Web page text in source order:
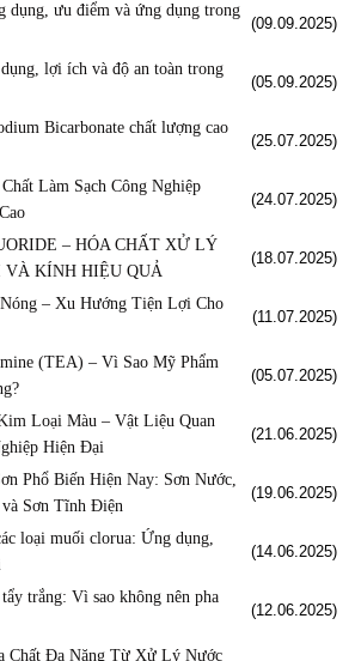
dụng, ưu điểm và ứng dụng trong
(09.09.2025)
lợi ích và độ an toàn trong
(05.09.2025)
Bicarbonate chất lượng cao
(25.07.2025)
Làm Sạch Công Nghiệp
(24.07.2025)
– HÓA CHẤT XỬ LÝ
KÍNH HIỆU QUẢ
(18.07.2025)
– Xu Hướng Tiện Lợi Cho
(11.07.2025)
(TEA) – Vì Sao Mỹ Phẩm
(05.07.2025)
Loại Màu – Vật Liệu Quan
Hiện Đại
(21.06.2025)
Phổ Biến Hiện Nay: Sơn Nước,
và Sơn Tĩnh Điện
(19.06.2025)
loại muối clorua: Ứng dụng,
(14.06.2025)
trắng: Vì sao không nên pha
(12.06.2025)
Chất Đa Năng Từ Xử Lý Nước